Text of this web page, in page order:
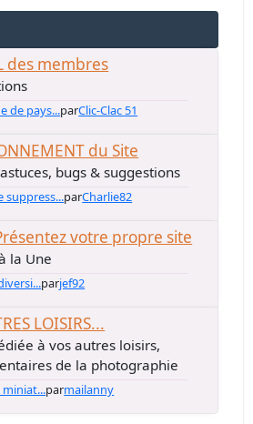
des membres
de pays...parClic-Clac 51
du Site
bugs & suggestions
suppress...parCharlie82
votre propre site
la Une
parjef92
LOISIRS...
à vos autres loisirs,
de la photographie
miniat...parmailanny